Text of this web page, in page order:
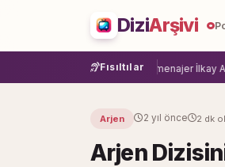
DiziArşivi
Fısıltılar
Damla Sönmez, menajer İlkay
Arjen 2 yıl önce 2 dk
Arjen